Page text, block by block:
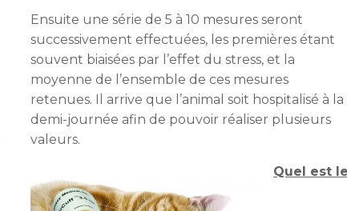
Ensuite une série de 5 à 10 mesures seront
successivement effectuées, les premières étant
souvent biaisées par l’effet du stress, et la
moyenne de l’ensemble de ces mesures
retenues. Il arrive que l’animal soit hospitalisé à la
demi-journée afin de pouvoir réaliser plusieurs
valeurs.
Quel est